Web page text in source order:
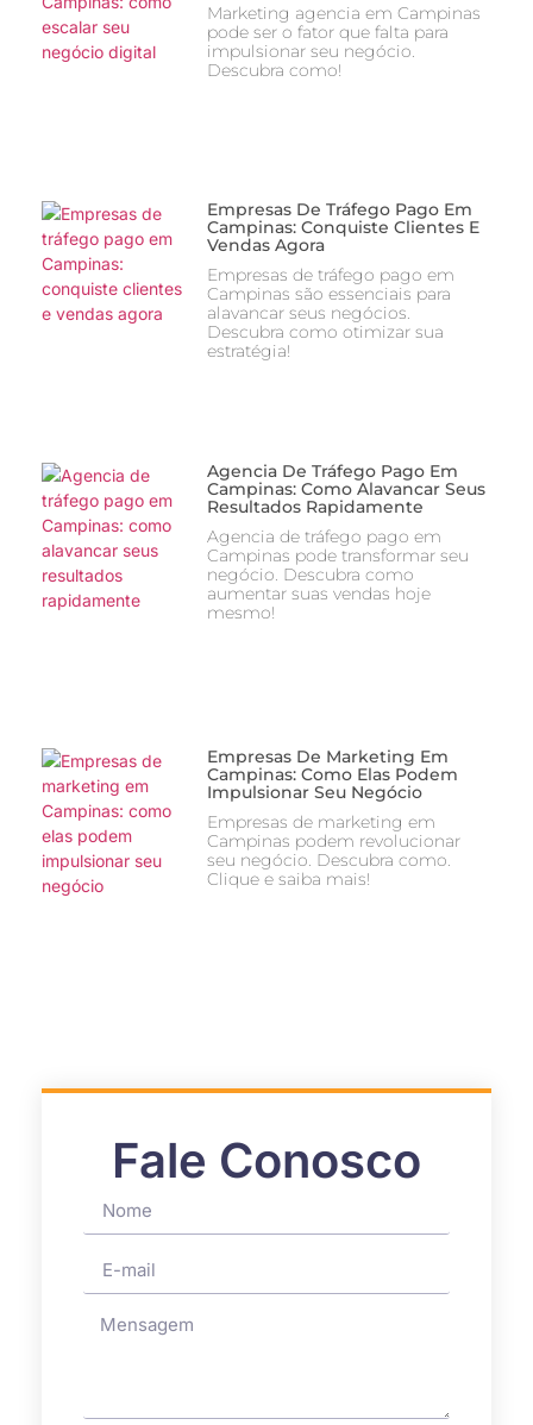
Marketing agencia em Campinas
pode ser o fator que falta para
impulsionar seu negócio.
Descubra como!
Empresas De Tráfego Pago Em
Campinas: Conquiste Clientes E
Vendas Agora
Empresas de tráfego pago em
Campinas são essenciais para
alavancar seus negócios.
Descubra como otimizar sua
estratégia!
Agencia De Tráfego Pago Em
Campinas: Como Alavancar Seus
Resultados Rapidamente
Agencia de tráfego pago em
Campinas pode transformar seu
negócio. Descubra como
aumentar suas vendas hoje
mesmo!
Empresas De Marketing Em
Campinas: Como Elas Podem
Impulsionar Seu Negócio
Empresas de marketing em
Campinas podem revolucionar
seu negócio. Descubra como.
Clique e saiba mais!
Fale Conosco